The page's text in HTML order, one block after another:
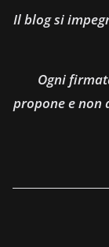
Il blog si
Ogni
propone e non